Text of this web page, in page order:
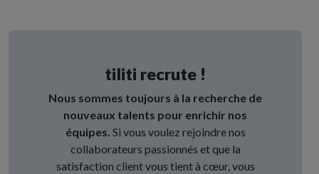
tiliti recrute !
Nous sommes toujours à la recherche de
nouveaux talents pour enrichir nos
équipes. Si vous voulez rejoindre nos
collaborateurs passionnés et que la
satisfaction client vous tient à cœur, vous